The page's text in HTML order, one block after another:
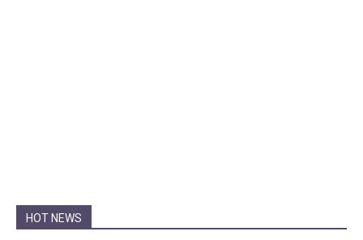
HOT NEWS